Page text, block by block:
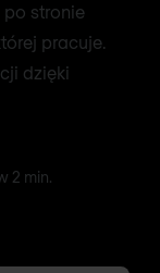
stronie
pracuje.
dzięki
2 min.